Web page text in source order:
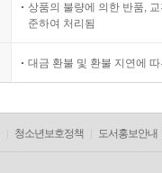
상품의 불량에 의한 반품,
준하여 처리됨
대금 환불 및 환불 지연에
청소년보호정책 도서홍보안내